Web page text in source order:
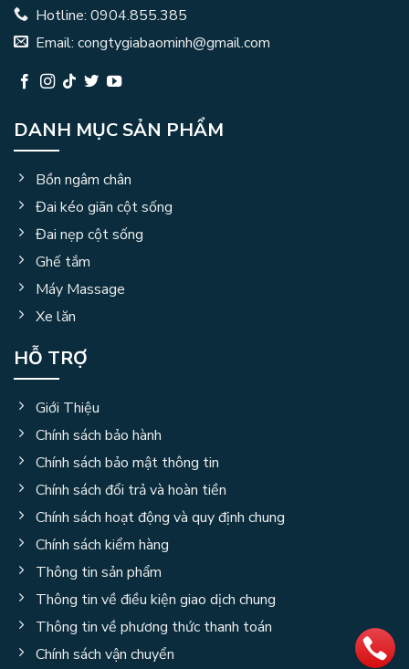
Hotline: 0904.855.385
Email: congtygiabaominh@gmail.com
DANH MỤC SẢN PHẨM
Bồn ngâm chân
Đai kéo giãn cột sống
Đai nẹp cột sống
Ghế tắm
Máy Massage
Xe lăn
HỖ TRỢ
Giới Thiệu
Chính sách bảo hành
Chính sách bảo mật thông tin
Chính sách đổi trả và hoàn tiền
Chính sách hoạt động và quy định chung
Chính sách kiểm hàng
Thông tin sản phẩm
Thông tin về điều kiện giao dịch chung
Thông tin về phương thức thanh toán
Chính sách vận chuyển